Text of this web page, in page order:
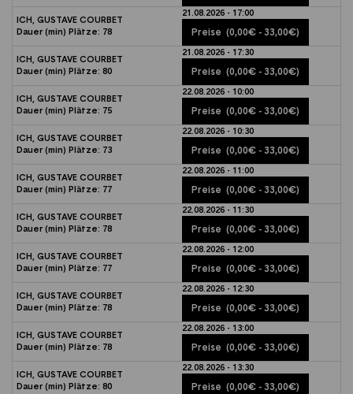
ICH, GUSTAVE COURBET
Dauer (min) Plätze: 78
21.08.2026 - 17:00
Preise (0,00€ - 33,00€)
ICH, GUSTAVE COURBET
Dauer (min) Plätze: 80
21.08.2026 - 17:30
Preise (0,00€ - 33,00€)
ICH, GUSTAVE COURBET
Dauer (min) Plätze: 75
22.08.2026 - 10:00
Preise (0,00€ - 33,00€)
ICH, GUSTAVE COURBET
Dauer (min) Plätze: 73
22.08.2026 - 10:30
Preise (0,00€ - 33,00€)
ICH, GUSTAVE COURBET
Dauer (min) Plätze: 77
22.08.2026 - 11:00
Preise (0,00€ - 33,00€)
ICH, GUSTAVE COURBET
Dauer (min) Plätze: 78
22.08.2026 - 11:30
Preise (0,00€ - 33,00€)
ICH, GUSTAVE COURBET
Dauer (min) Plätze: 77
22.08.2026 - 12:00
Preise (0,00€ - 33,00€)
ICH, GUSTAVE COURBET
Dauer (min) Plätze: 78
22.08.2026 - 12:30
Preise (0,00€ - 33,00€)
ICH, GUSTAVE COURBET
Dauer (min) Plätze: 78
22.08.2026 - 13:00
Preise (0,00€ - 33,00€)
ICH, GUSTAVE COURBET
Dauer (min) Plätze: 80
22.08.2026 - 13:30
Preise (0,00€ - 33,00€)